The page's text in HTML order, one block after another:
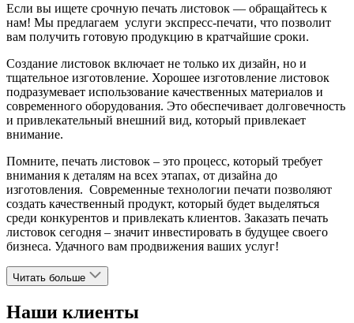
Если вы ищете срочную печать листовок — обращайтесь к
нам! Мы предлагаем услуги экспресс-печати, что позволит
вам получить готовую продукцию в кратчайшие сроки.
Создание листовок включает не только их дизайн, но и
тщательное изготовление. Хорошее изготовление листовок
подразумевает использование качественных материалов и
современного оборудования. Это обеспечивает долговечность
и привлекательный внешний вид, который привлекает
внимание.
Помните, печать листовок – это процесс, который требует
внимания к деталям на всех этапах, от дизайна до
изготовления. Современные технологии печати позволяют
создать качественный продукт, который будет выделяться
среди конкурентов и привлекать клиентов. Заказать печать
листовок сегодня – значит инвестировать в будущее своего
бизнеса. Удачного вам продвижения ваших услуг!
Читать больше
Наши клиенты